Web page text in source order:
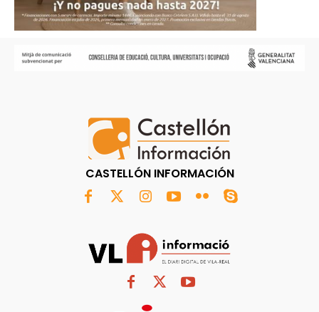
CASTELLÓN INFORMACIÓN